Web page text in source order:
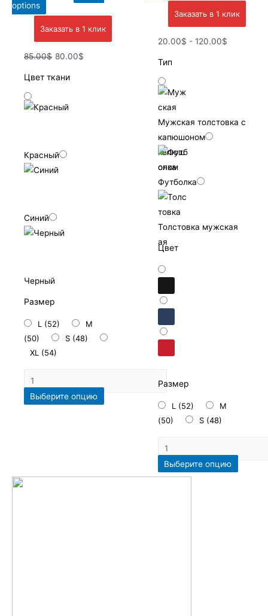
options
Заказать в 1 клик
85.00$ 80.00$
Цвет ткани
Красный
Синий
Черный
Размер
L (52)
M
(50)
S (48)
XL (54)
Выберите опцию
Заказать в 1 клик
20.00$ - 120.00$
Тип
Мужская толстовка с
капюшоном
Футболка
Толстовка мужская
Цвет
Размер
L (52)
M
(50)
S (48)
Выберите опцию